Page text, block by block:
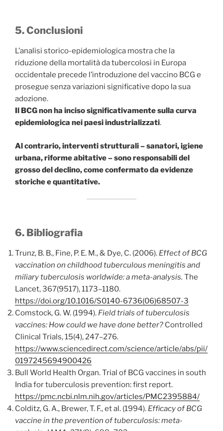
5. Conclusioni
L’analisi storico-epidemiologica mostra che la
riduzione della mortalità da tubercolosi in Europa
occidentale precede l’introduzione del vaccino BCG e
prosegue senza variazioni significative dopo la sua
adozione.
Il BCGnon ha inciso significativamente sulla curva
epidemiologica nei paesi industrializzati.
Al contrario, interventi strutturali – sanatori, igiene
urbana, riforme abitative – sono responsabili del
grosso del declino, come confermato da evidenze
storiche e quantitative.
6. Bibliografia
Trunz, B. B., Fine, P. E. M., & Dye, C. (2006). Effect of BCG
vaccination on childhood tuberculous meningitis and
miliary tuberculosis worldwide: a meta-analysis. The
Lancet, 367(9517), 1173–1180.
https://doi.org/10.1016/S0140-6736(06)68507-3
Comstock, G. W. (1994). Field trials of tuberculosis
vaccines: How could we have done better? Controlled
Clinical Trials, 15(4), 247–276.
https://www.sciencedirect.com/science/article/abs/pii/
0197245694900426
Bull World Health Organ. Trial of BCG vaccines in south
India for tuberculosis prevention: first report.
https://pmc.ncbi.nlm.nih.gov/articles/PMC2395884/
Colditz, G. A., Brewer, T. F., et al. (1994). Efficacy of BCG
vaccine in the prevention of tuberculosis: meta-